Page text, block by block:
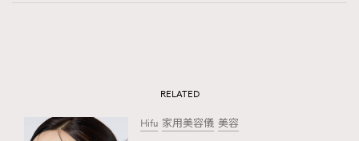
RELATED
Hifu 家用美容儀 美容